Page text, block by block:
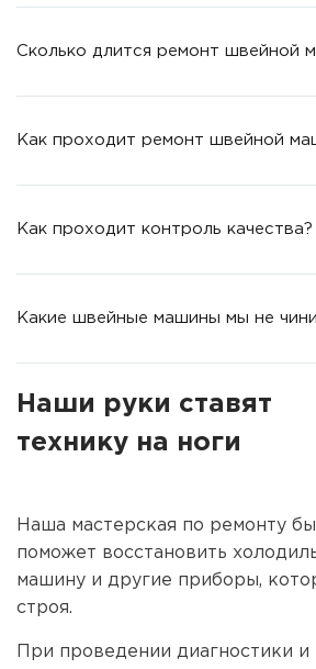
Сколько длится ремонт швейной
Как проходит ремонт швейной
Как проходит контроль качества?
Какие швейные машины мы не
Наши руки ставят
технику на ноги
Наша мастерская по ремонту
поможет восстановить
машину и другие приборы,
строя.
При проведении диагностики и